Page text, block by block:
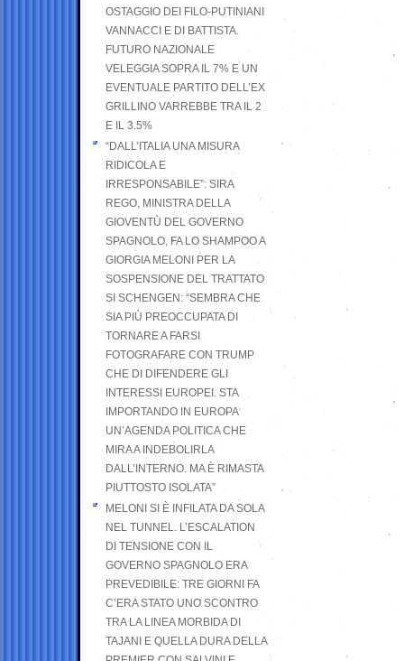
OSTAGGIO DEI FILO-PUTINIANI
VANNACCI E DI BATTISTA.
FUTURO NAZIONALE
VELEGGIA SOPRA IL 7% E UN
EVENTUALE PARTITO DELL’EX
GRILLINO VARREBBE TRA IL 2
E IL 3.5%
“DALL’ITALIA UNA MISURA
RIDICOLA E
IRRESPONSABILE”: SIRA
REGO, MINISTRA DELLA
GIOVENTÙ DEL GOVERNO
SPAGNOLO, FA LO SHAMPOO A
GIORGIA MELONI PER LA
SOSPENSIONE DEL TRATTATO
SI SCHENGEN: “SEMBRA CHE
SIA PIÙ PREOCCUPATA DI
TORNARE A FARSI
FOTOGRAFARE CON TRUMP
CHE DI DIFENDERE GLI
INTERESSI EUROPEI. STA
IMPORTANDO IN EUROPA
UN’AGENDA POLITICA CHE
MIRA A INDEBOLIRLA
DALL’INTERNO. MA È RIMASTA
PIUTTOSTO ISOLATA”
MELONI SI È INFILATA DA SOLA
NEL TUNNEL. L’ESCALATION
DI TENSIONE CON IL
GOVERNO SPAGNOLO ERA
PREVEDIBILE: TRE GIORNI FA
C’ERA STATO UNO SCONTRO
TRA LA LINEA MORBIDA DI
TAJANI E QUELLA DURA DELLA